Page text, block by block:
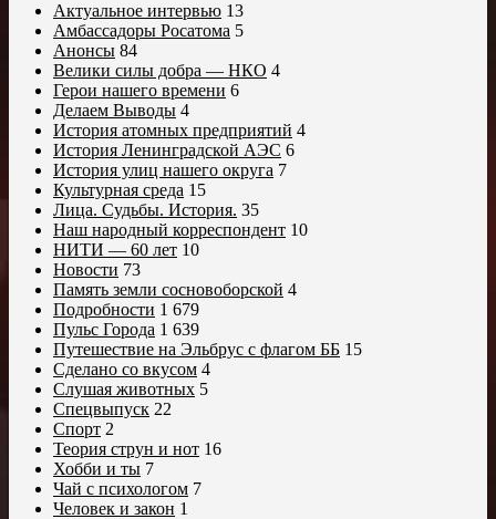
Актуальное интервью 13
Амбассадоры Росатома 5
Анонсы 84
Велики силы добра — НКО 4
Герои нашего времени 6
Делаем Выводы 4
История атомных предприятий 4
История Ленинградской АЭС 6
История улиц нашего округа 7
Культурная среда 15
Лица. Судьбы. История. 35
Наш народный корреспондент 10
НИТИ — 60 лет 10
Новости 73
Память земли сосновоборской 4
Подробности 1 679
Пульс Города 1 639
Путешествие на Эльбрус с флагом ББ 15
Сделано со вкусом 4
Слушая животных 5
Спецвыпуск 22
Спорт 2
Теория струн и нот 16
Хобби и ты 7
Чай с психологом 7
Человек и закон 1